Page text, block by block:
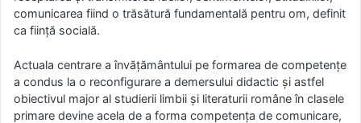
comunicarea fiind o trăsătură fundamentală pentru om, definit
ca fiinţă socială.
Actuala centrare a învățământului pe formarea de competențe
a condus la o reconfigurare a demersului didactic și astfel
obiectivul major al studierii limbii și literaturii române în clasele
primare devine acela de a forma competența de comunicare,